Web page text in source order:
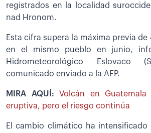
registrados en la localidad
nad Hronom.
Esta cifra supera la máxima previa de
en el mismo pueblo en junio,
Hidrometeorológico Eslovaco
comunicado enviado a la AFP.
MIRA AQUÍ: Volcán en Guatemala
eruptiva, pero el riesgo continúa
El cambio climático ha intensificado